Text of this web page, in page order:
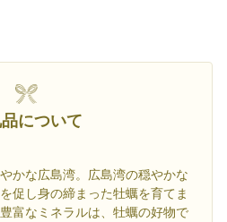
について
かな広島湾。広島湾の穏やかな
促し身の締まった牡蠣を育てま
富なミネラルは、牡蠣の好物で